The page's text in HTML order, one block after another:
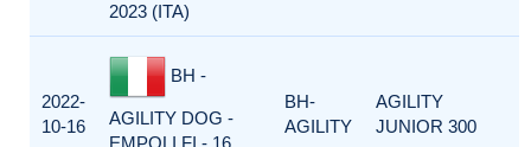
2023 (ITA)
2022-
10-16
BH -
AGILITY DOG -
EMPOLI FI - 16
BH-
AGILITY
AGILITY
JUNIOR 300